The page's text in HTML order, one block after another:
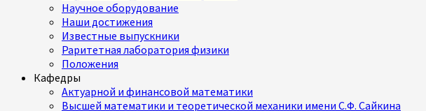
Научное оборудование
Наши достижения
Известные выпускники
Раритетная лаборатория физики
Положения
Кафедры
Актуарной и финансовой математики
Высшей математики и теоретической механики имени С.Ф. Сайкина